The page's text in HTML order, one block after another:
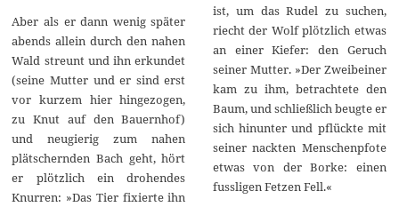
Aber als er dann wenig später
abends allein durch den nahen
Wald streunt und ihn erkundet
(seine Mutter und er sind erst
vor kurzem hier hingezogen,
zu Knut auf den Bauernhof)
und neugierig zum nahen
plätschernden Bach geht, hört
er plötzlich ein drohendes
Knurren: »Das Tier fixierte ihn
ist, um das Rudel zu suchen,
riecht der Wolf plötzlich etwas
an einer Kiefer: den Geruch
seiner Mutter. »Der Zweibeiner
kam zu ihm, betrachtete den
Baum, und schließlich beugte er
sich hinunter und pflückte mit
seiner nackten Menschenpfote
etwas von der Borke: einen
fussligen Fetzen Fell.«